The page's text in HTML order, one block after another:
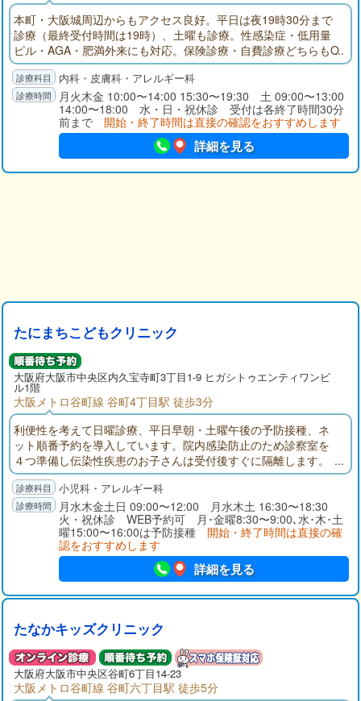
本町・大阪城周辺からもアクセス良好。平日は夜19時30分まで
診療（最終受付時間は19時）、土曜も診療。性感染症・低用量
ピル・AGA・肥満外来にも対応。保険診療・自費診療どちらもO
K。クレジットカード・PayPay使用可。
内科・皮膚科・アレルギー科
月火木金 10:00〜14:00 15:30〜19:30 土 09:00〜13:00
14:00〜18:00 水・日・祝休診 受付は各終了時間30分
前まで 開始・終了時間は直接の確認をおすすめします
詳細を見る
たにまちこどもクリニック
大阪府大阪市中央区内久宝寺町3丁目1-9 ヒガシトゥエンティワンビ
ル1階
大阪メトロ谷町線 谷町4丁目駅 徒歩3分
利便性を考えて日曜診療、平日早朝・土曜午後の予防接種、ネ
ット順番予約を導入しています。院内感染防止のため診察室を
４つ準備し伝染性疾患のお子さんは受付後すぐに隔離します。
院長は総合病院小児科で食物アレルギー・アトピー性皮膚炎専
門外来の経験が10年あり治癒を目指した最新の治療を実施して
います。食事の与え方など丁寧な指導を心がけています。病気
だけでなくお子様の健康に関する不安は何でもご相談くださ
小児科・アレルギー科
月水木金土日 09:00〜12:00 月水木土 16:30〜18:30
火・祝休診 WEB予約可 月･金曜8:30〜9:00､水･木･土
曜15:00〜16:00は予防接種 開始・終了時間は直接の確
認をおすすめします
詳細を見る
たなかキッズクリニック
大阪府大阪市中央区谷町6丁目14-23
大阪メトロ谷町線 谷町六丁目駅 徒歩5分